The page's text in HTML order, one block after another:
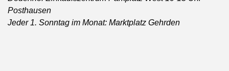
Posthausen
Jeder 1. Sonntag im Monat: Marktplatz Gehrden